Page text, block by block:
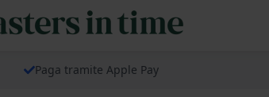
Paga tramite Apple Pay